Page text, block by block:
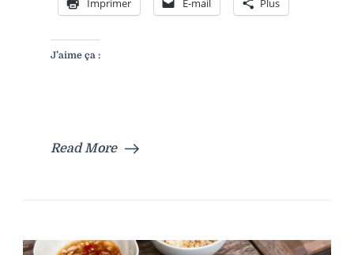
Imprimer E-mail Plus
J’aime ça :
Read More